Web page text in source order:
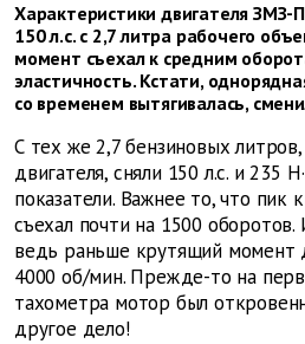
Характеристики двигателя
150 л.с. с 2,7 литра рабочего
момент съехал к средним
эластичность. Кстати,
со временем вытягивалась,
С тех же 2,7 бензиновых литров,
двигателя, сняли 150 л.с. и 235
показатели. Важнее то, что пик
съехал почти на 1500 оборотов.
ведь раньше крутящий момент
4000 об/мин. Прежде-то на
тахометра мотор был
другое дело!